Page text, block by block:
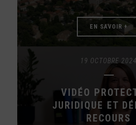
EN SAVOIR +
19 OCTOBRE 2024
VIDÉO
JURIDIQUE ET
RECOURS